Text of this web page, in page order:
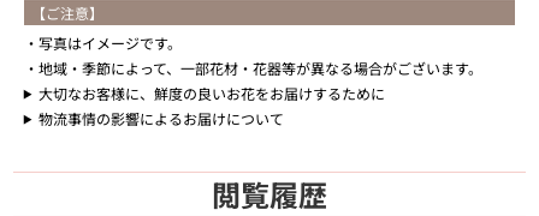
【ご注意】
写真はイメージです。
地域・季節によって、一部花材・花器等が異なる場合がございます。
大切なお客様に、鮮度の良いお花をお届けするために
物流事情の影響によるお届けについて
閲覧履歴